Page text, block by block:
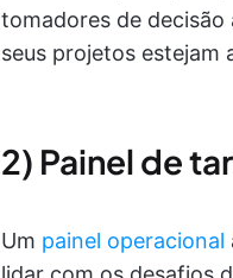
tomadores de
seus projetos estejam
2) Painel de
Um painel operacional